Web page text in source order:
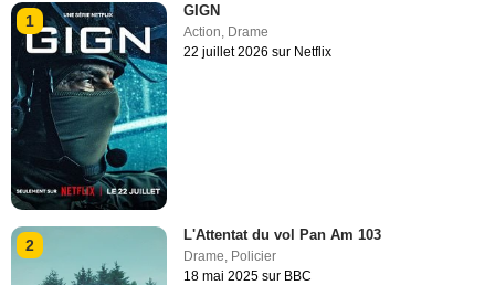
1
GIGN
Action Drame
22 juillet 2026 sur Netflix
2
L'Attentat du vol Pan Am 103
Drame, Policier
18 mai 2025 sur BBC